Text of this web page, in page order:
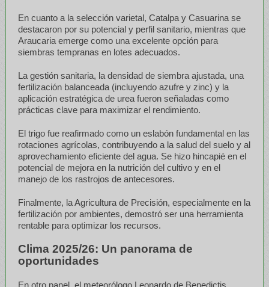
En cuanto a la selección varietal, Catalpa y Casuarina se
destacaron por su potencial y perfil sanitario, mientras que
Araucaria emerge como una excelente opción para
siembras tempranas en lotes adecuados.
La gestión sanitaria, la densidad de siembra ajustada, una
fertilización balanceada (incluyendo azufre y zinc) y la
aplicación estratégica de urea fueron señaladas como
prácticas clave para maximizar el rendimiento.
El trigo fue reafirmado como un eslabón fundamental en las
rotaciones agrícolas, contribuyendo a la salud del suelo y al
aprovechamiento eficiente del agua. Se hizo hincapié en el
potencial de mejora en la nutrición del cultivo y en el
manejo de los rastrojos de antecesores.
Finalmente, la Agricultura de Precisión, especialmente en la
fertilización por ambientes, demostró ser una herramienta
rentable para optimizar los recursos.
Clima 2025/26: Un panorama de
oportunidades
En otro panel, el meteorólogo Leonardo de Benedictis